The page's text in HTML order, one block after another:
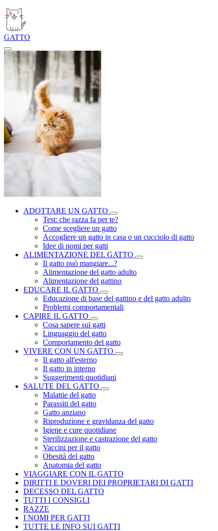
GATTO
ADOTTARE UN GATTO
Test: che razza fa per te?
Come scegliere un gatto
Accogliere un gatto in casa o un cucciolo di gatto
Idee di nomi per gatti
ALIMENTAZIONE DEL GATTO
Il gatto può mangiare...?
Alimentazione del gatto adulto
Alimentazione del gattino
EDUCARE IL GATTO
Educazione di base del gattino e del gatto adulto
Problemi comportamentali
CAPIRE IL GATTO
Cosa sapere sui gatti
Linguaggio del gatto
Comportamento del gatto
VIVERE CON UN GATTO
Il gatto all'esterno
Il gatto in interno
Suggerimenti quotidiani
SALUTE DEL GATTO
Malattie del gatto
Parassiti del gatto
Gatto anziano
Riproduzione e gravidanza del gatto
Igiene e cure quotidiane
Sterilizzazione e castrazione del gatto
Vaccini per il gatto
Obesità del gatto
Anatomia del gatto
VIAGGIARE CON IL GATTO
DIRITTI E DOVERI DEI PROPRIETARI DI GATTI
DECESSO DEL GATTO
TUTTI I CONSIGLI
RAZZE
I NOMI PER GATTI
TUTTE LE INFO SUI GATTI